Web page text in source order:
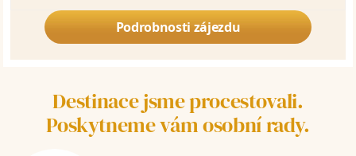
Podrobnosti zájezdu
Destinace jsme procestovali.
Poskytneme vám osobní rady.